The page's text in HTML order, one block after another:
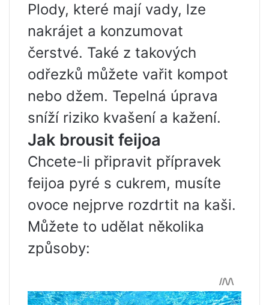
Plody, které mají vady, lze
nakrájet a konzumovat
čerstvé. Také z takových
odřezků můžete vařit kompot
nebo džem. Tepelná úprava
sníží riziko kvašení a kažení.
Jak brousit feijoa
Chcete-li připravit přípravek
feijoa pyré s cukrem, musíte
ovoce nejprve rozdrtit na kaši.
Můžete to udělat několika
způsoby: